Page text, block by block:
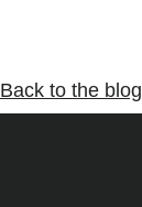
Back to the blog